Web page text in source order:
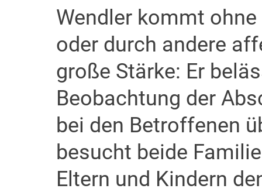
Wendler kommt
oder durch andere
große Stärke: Er
Beobachtung der
bei den Betroffenen
besucht beide
Eltern und Kindern